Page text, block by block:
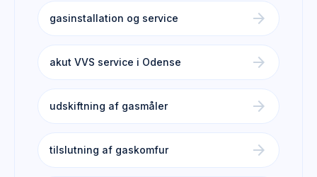
gasinstallation og service arrow_forward
akut VVS service i Odense arrow_forward
udskiftning af gasmåler arrow_forward
tilslutning af gaskomfur arrow_forward